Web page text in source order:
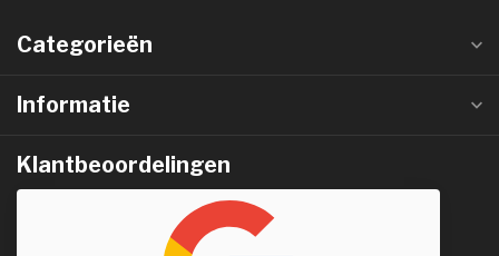
Categorieën
Informatie
Klantbeoordelingen